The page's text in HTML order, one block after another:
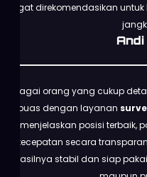
Sangat direkomendasikan
Sebagai orang yang cukup
puas dengan layanan
menjelaskan posisi terbaik,
kecepatan secara
hasilnya stabil dan siap